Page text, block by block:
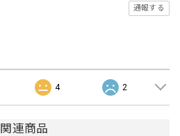
通報する
4 2
関連商品